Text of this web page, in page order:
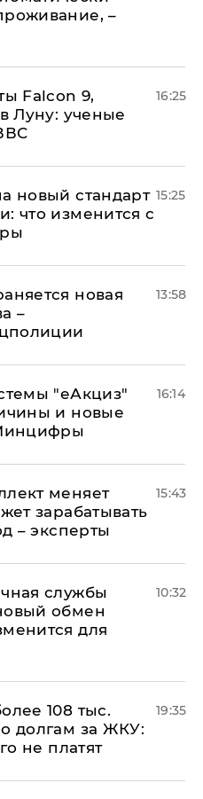
–
Falcon 9,
Луну: ученые
16:25
новый стандарт
что изменится с
15:25
новая
–
13:58
"еАкциз"
и новые
16:14
меняет
зарабатывать
– эксперты
15:43
службы
обмен
для
10:32
108 тыс.
долгам за ЖКУ:
не платят
19:35